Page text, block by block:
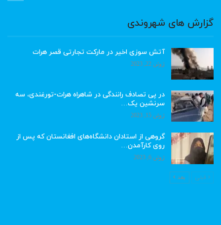
گزارش های شهروندی
آتش سوزی اخیر در مارکت تجارتی قصر هرات
ژوئن 22, 2023
در پی تصادف رانندگی در شاهراه هرات-تورغندی، سه
سرنشین یک…
ژوئن 15, 2023
گروهی از استادان دانشگاه‌های افغانستان که پس از
روی کارآمدن…
ژوئن 6, 2023
قبلی بعد